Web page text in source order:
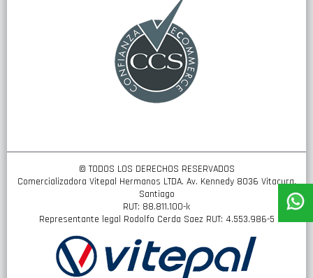
© TODOS LOS DERECHOS RESERVADOS
Comercializadora Vitepal Hermanos LTDA. Av. Kennedy 8036 Vitacura,
Santiago
RUT: 88.811.100-k
Representante legal Rodolfo Cerda Saez RUT: 4.553.986-5